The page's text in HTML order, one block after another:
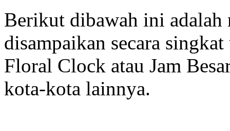
Berikut dibawah ini adalah
disampaikan secara
Floral Clock atau Jam
kota-kota lainnya.